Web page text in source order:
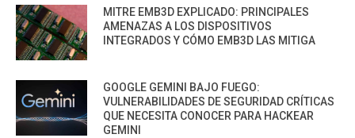
MITRE EMB3D EXPLICADO: PRINCIPALES
AMENAZAS A LOS DISPOSITIVOS
INTEGRADOS Y CÓMO EMB3D LAS MITIGA
GOOGLE GEMINI BAJO FUEGO:
VULNERABILIDADES DE SEGURIDAD CRÍTICAS
QUE NECESITA CONOCER PARA HACKEAR
GEMINI